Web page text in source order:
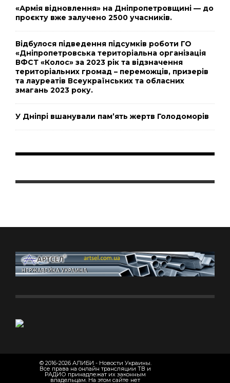
«Армія відновлення» на Дніпропетровщині — до
проєкту вже залучено 2500 учасників.
Відбулося підведення підсумків роботи ГО
«Дніпропетровська територіальна організація
ВФСТ «Колос» за 2023 рік та відзначення
територіальних громад – переможців, призерів
та лауреатів Всеукраїнських та обласних
змагань 2023 року.
У Дніпрі вшанували пам’ять жертв Голодоморів
© 2016-2026 АЛИБИ - Новости Украины.
Все права на онлайн трансляции ТВ и
РАДИО принадлежат их законным
владельцам. На этом сайте нет